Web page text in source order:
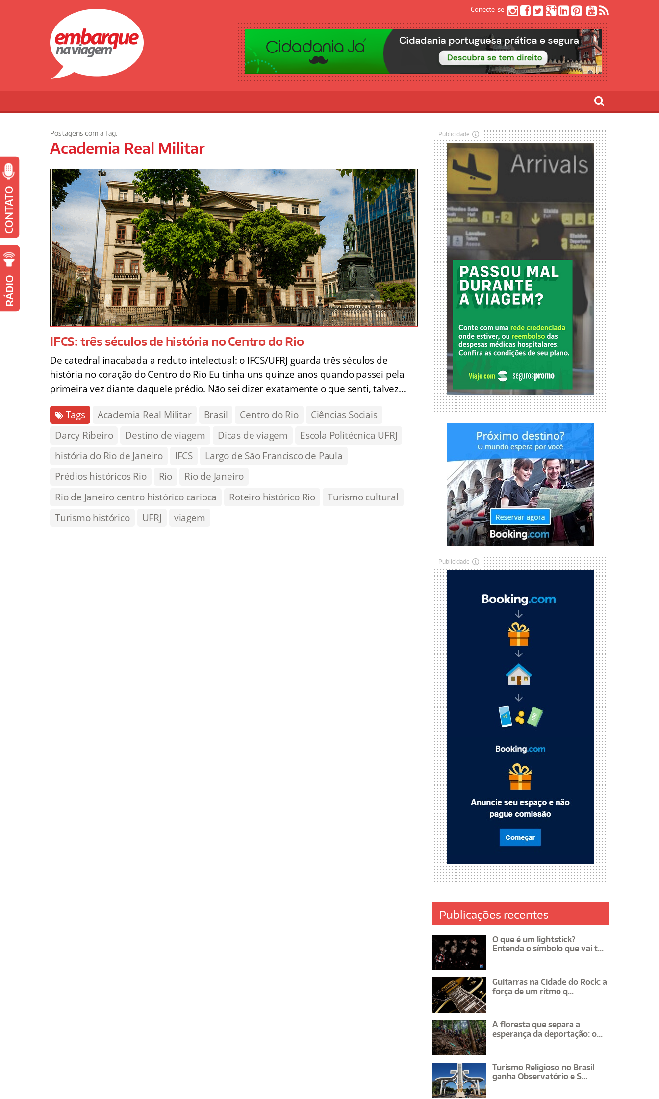
Conecte-se
Postagens com a Tag:
Academia Real Militar
IFCS: três séculos de história no Centro do Rio
De catedral inacabada a reduto intelectual: o IFCS/UFRJ guarda três séculos de
história no coração do Centro do Rio Eu tinha uns quinze anos quando passei pela
primeira vez diante daquele prédio. Não sei dizer exatamente o que senti, talvez…
Tags Academia Real Militar Brasil Centro do Rio
Ciências Sociais
Darcy Ribeiro
Destino de viagem Dicas de viagem
Escola Politécnica UFRJ
história do Rio de Janeiro
IFCS
Largo de São Francisco de Paula
Prédios históricos Rio
Rio
Rio de Janeiro
Rio de Janeiro centro histórico carioca
Roteiro histórico Rio
Turismo cultural
Turismo histórico
UFRJ viagem
Publicidade
Publicidade
Publicações recentes
O que é um lightstick?
Entenda o símbolo que vai t...
Guitarras na Cidade do Rock: a
força de um ritmo q...
A floresta que separa a
esperança da deportação: o...
Turismo Religioso no Brasil
ganha Observatório e S...
CONTATO
RÁDIO